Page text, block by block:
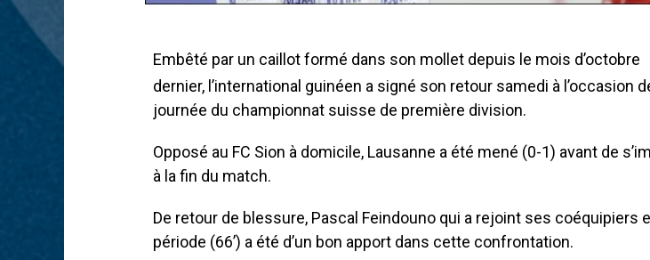
Embêté par un caillot formé dans son mollet depuis le mois d’octobre
dernier, l’international guinéen a signé son retour samedi à l’occasion
journée du championnat suisse de première division.
Opposé au FC Sion à domicile, Lausanne a été mené (0-1) avant de
à la fin du match.
De retour de blessure, Pascal Feindouno qui a rejoint ses coéquipiers
période (66’) a été d’un bon apport dans cette confrontation.